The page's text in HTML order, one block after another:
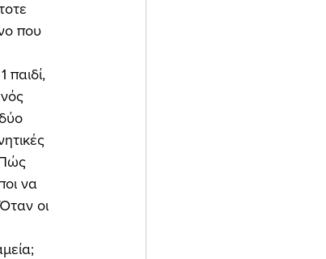
που
παιδί,
Πώς
να
οι